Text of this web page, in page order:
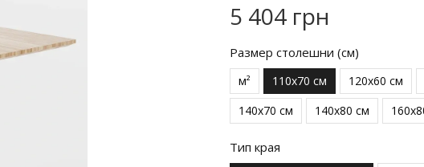
5 404 грн
Размер столешни (см)
м² 110x70 см 120x60 см
140x70 см
140x80 см
Тип края